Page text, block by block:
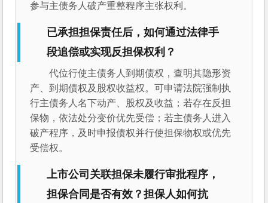
参与主债务人破产重整程序主张权利。
已承担担保责任后，如何通过法律手
段追偿或实现反担保权利？
代位行使主债务人到期债权，查明其隐形资
产、到期债权及股权收益权。可申请法院强制执
行主债务人名下动产、股权及收益；若存在反担
保物，依法处分变价优先受偿；若主债务人进入
破产程序，及时申报债权并行使担保物权或优先
受偿权。
上市公司关联担保未履行审批程序，
担保合同是否有效？担保人如何抗